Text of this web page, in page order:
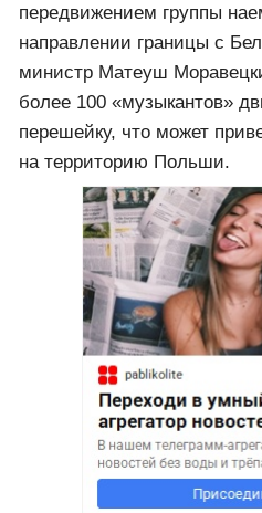
передвижением группы
направлении границы с
министр Матеуш
более 100 «музыкантов»
перешейку, что может
на территорию Польши.